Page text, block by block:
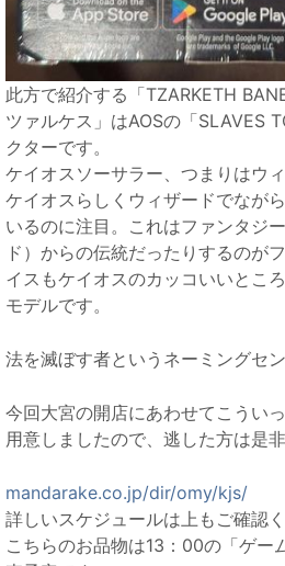
此方で紹介する「TZARKETH
ツァルケス」はAOSの「SLAVES
クターです。
ケイオスソーサラー、つまりはウ
ケイオスらしくウィザードでなが
いるのに注目。これはファンタジ
ド）からの伝統だったりするのが
イスもケイオスのカッコいいとこ
モデルです。
法を滅ぼす者というネーミングセ
今回大宮の開店にあわせてこうい
用意しましたので、逃した方は是
mandarake.co.jp/dir/omy/kjs/
詳しいスケジュールは上もご確認
こちらのお品物は13：00の「ゲー